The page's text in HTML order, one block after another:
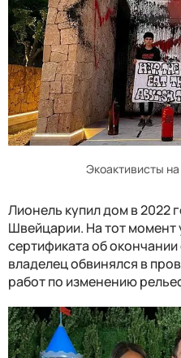
Экоактивисты
Лионель купил дом в 2022
Швейцарии. На тот момент
сертификата об
владелец обвинялся в
работ по изменению